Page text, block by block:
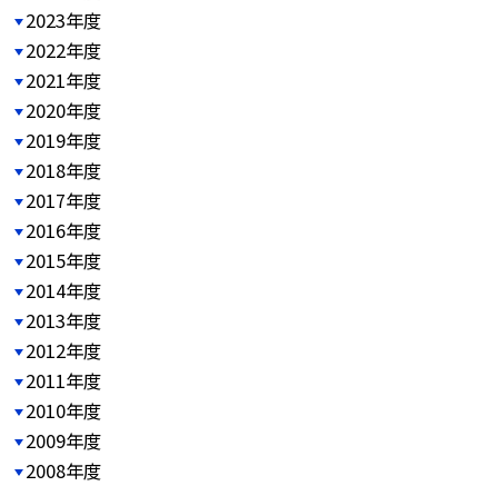
2023年度
2022年度
2021年度
2020年度
2019年度
2018年度
2017年度
2016年度
2015年度
2014年度
2013年度
2012年度
2011年度
2010年度
2009年度
2008年度